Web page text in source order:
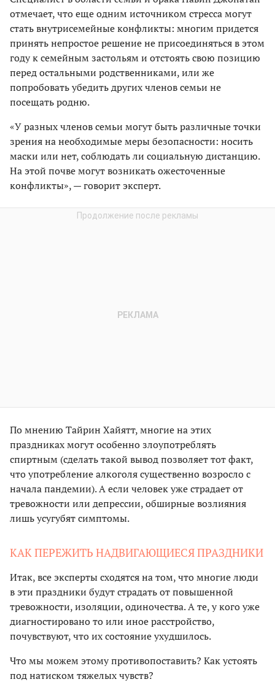
отмечает, что еще одним источником стресса могут
стать внутрисемейные конфликты: многим придется
принять непростое решение не присоединяться в этом
году к семейным застольям и отстоять свою позицию
перед остальными родственниками, или же
попробовать убедить других членов семьи не
посещать родню.
«У разных членов семьи могут быть различные точки
зрения на необходимые меры безопасности: носить
маски или нет, соблюдать ли социальную дистанцию.
На этой почве могут возникать ожесточенные
конфликты», — говорит эксперт.
По мнению Тайрин Хайятт, многие на этих
праздниках могут особенно злоупотреблять
спиртным (сделать такой вывод позволяет тот факт,
что употребление алкоголя существенно возросло с
начала пандемии). А если человек уже страдает от
тревожности или депрессии, обширные возлияния
лишь усугубят симптомы.
КАК ПЕРЕЖИТЬ НАДВИГАЮЩИЕСЯ ПРАЗДНИКИ
Итак, все эксперты сходятся на том, что многие люди
в эти праздники будут страдать от повышенной
тревожности, изоляции, одиночества. А те, у кого уже
диагностировано то или иное расстройство,
почувствуют, что их состояние ухудшилось.
Что мы можем этому противопоставить? Как устоять
под натиском тяжелых чувств?